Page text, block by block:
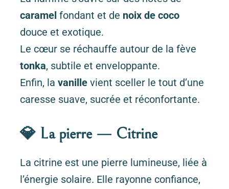
caramel fondant et de noix de coco
douce et exotique.
Le cœur se réchauffe autour de la fève
tonka, subtile et enveloppante.
Enfin, la vanille vient sceller le tout d’une
caresse suave, sucrée et réconfortante.
💎 La pierre — Citrine
La citrine est une pierre lumineuse, liée à
l’énergie solaire. Elle rayonne confiance,